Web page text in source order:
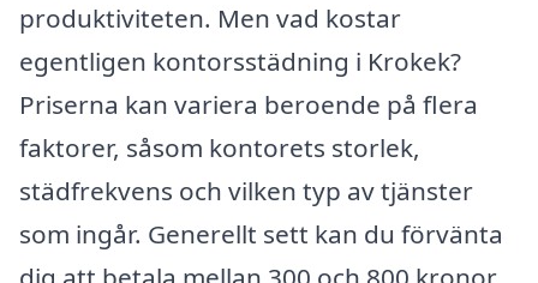
produktiviteten. Men vad kostar
egentligen kontorsstädning i Krokek?
Priserna kan variera beroende på flera
faktorer, såsom kontorets storlek,
städfrekvens och vilken typ av tjänster
som ingår. Generellt sett kan du förvänta